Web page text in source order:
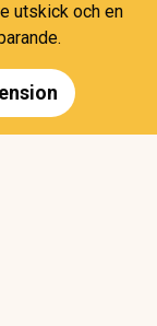
utskick och en